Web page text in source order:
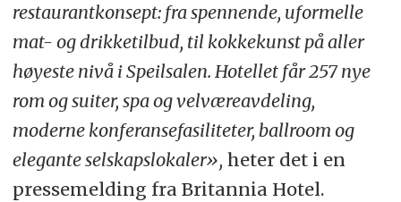
restaurantkonsept: fra spennende, uformelle
mat- og drikketilbud, til kokkekunst på aller
høyeste nivå i Speilsalen. Hotellet får 257 nye
rom og suiter, spa og velværeavdeling,
moderne konferansefasiliteter, ballroom og
elegante selskapslokaler», heter det i en
pressemelding fra Britannia Hotel.